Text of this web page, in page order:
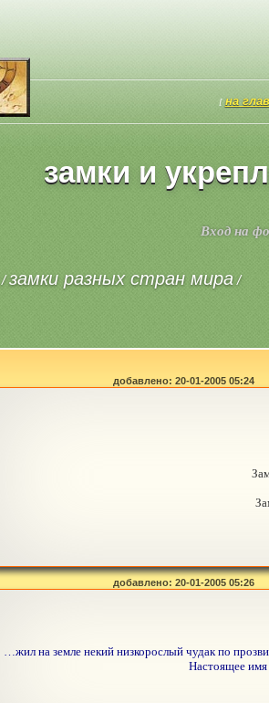
[ на
замки и
Вход на
/замки разных стран мира /
добавлено: 20-01-2005 05:24
добавлено: 20-01-2005 05:26
…жил на земле некий низкорослый чудак по
Настоящее